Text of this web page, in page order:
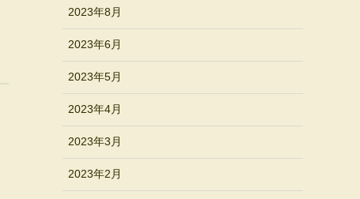
2023年8月
2023年6月
2023年5月
2023年4月
2023年3月
2023年2月